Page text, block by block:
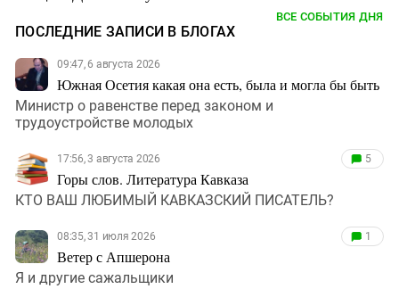
ВСЕ СОБЫТИЯ ДНЯ
ПОСЛЕДНИЕ ЗАПИСИ В БЛОГАХ
09:47, 6 августа 2026
Южная Осетия какая она есть, была и могла бы быть
Министр о равенстве перед законом и
трудоустройстве молодых
17:56, 3 августа 2026
Горы слов. Литература Кавказа
5
КТО ВАШ ЛЮБИМЫЙ КАВКАЗСКИЙ ПИСАТЕЛЬ?
08:35, 31 июля 2026
Ветер с Апшерона
1
Я и другие сажальщики